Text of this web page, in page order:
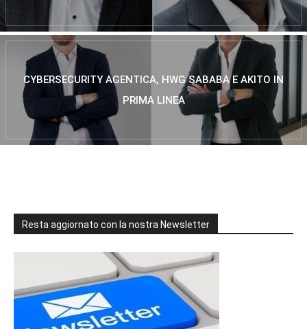
CYBERSECURITY AGENTICA, HWG SABABA E AKITO IN
PRIMA LINEA
Resta aggiornato con la nostra Newsletter